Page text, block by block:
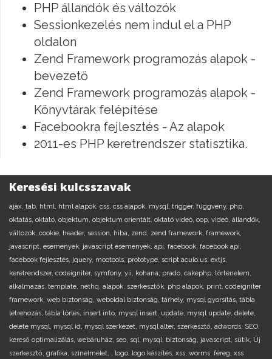
PHP állandók és változók
Sessionkezelés nem indul el a PHP
oldalon
Zend Framework programozás alapok -
bevezető
Zend Framework programozás alapok -
Könyvtárak felépítése
Facebookra fejlesztés - Az alapok
2011-es PHP keretrendszer statisztika.
Keresési kulcsszavak
ajax, tab, html, html alapok, css, css alapok, mysql, trigger, függvény, php,
oktatás, oktató, objektum, objektum orientált, oktató videó, oop, videó, állandók,
változók, cookie, header, session, hiba, zend, zend framework, framework,
javascript, esemenyek, javascript esemenyek, api, facebook, facebook api,
facebook fejlesztés, jquery, mootools, prototype, script.aculo.us, extjs,
keretrendszer, codeigniter, symfony, yii, kohana, prado, cakephp, történelem,
alkalmazás, template, nethq, alapok, szerkesztők, php alapok, print, codeigniter
framework, web biztonság, weboldal biztonság, tárhely, mysql gyorsítás, tábla
létrehozás, tábla törlés, insert into, mysql insert, update, mysql update, delete,
delete mysql, mysql id, mysql szerkezet, mysql alter, szerkesztő, adwords, SEO,
kereső optimalizálás, webáruház, seo, sql, mysql, biztonság, javascript, sütik, Új
szerkesztő, grafika, színelmélet, , logo, logo készítés, xss, worms, féreg, xss